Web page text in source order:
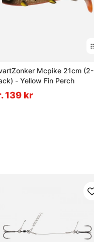
Mcpike 21cm (2-
- Yellow Fin Perch
139 kr